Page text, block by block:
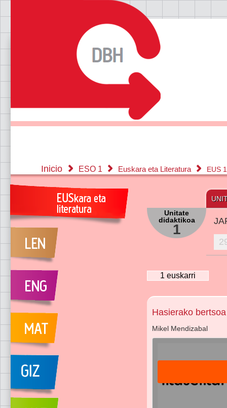
Inicio ESO 1 Euskara eta Literatura EUS
Unitate
didaktikoa
1
1 euskarri
Hasierako bertsoa
Mikel Mendizabal